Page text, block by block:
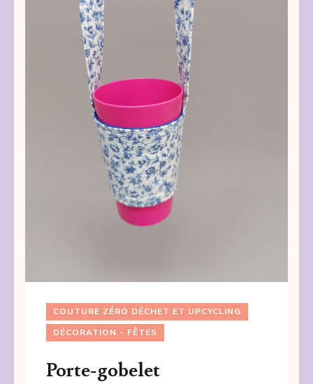
COUTURE ZÉRO DÉCHET ET UPCYCLING
DÉCORATION - FÊTES
Porte-gobelet